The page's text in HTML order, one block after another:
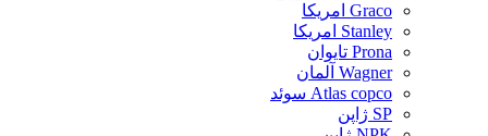
Graco امریکا
Stanley امریکا
Prona تایوان
Wagner آلمان
Atlas copco سوئد
SP ژاپن